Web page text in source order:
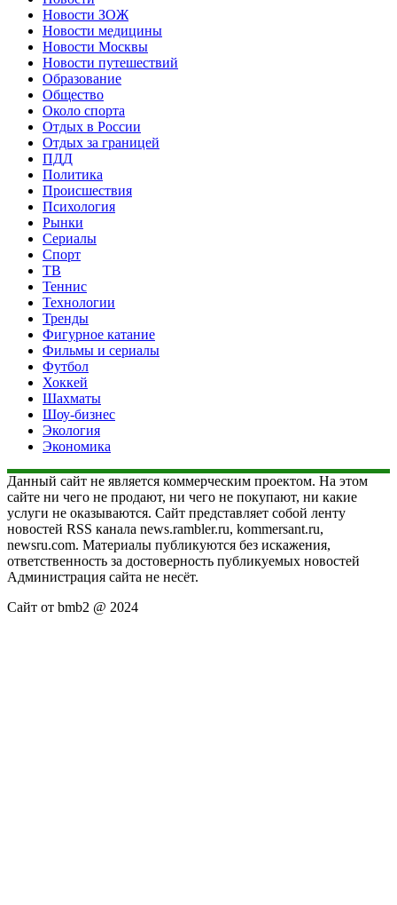
Новости ЗОЖ
Новости медицины
Новости Москвы
Новости путешествий
Образование
Общество
Около спорта
Отдых в России
Отдых за границей
ПДД
Политика
Происшествия
Психология
Рынки
Сериалы
Спорт
ТВ
Теннис
Технологии
Тренды
Фигурное катание
Фильмы и сериалы
Футбол
Хоккей
Шахматы
Шоу-бизнес
Экология
Экономика
Данный сайт не является коммерческим проектом. На этом
сайте ни чего не продают, ни чего не покупают, ни какие
услуги не оказываются. Сайт представляет собой ленту
новостей RSS канала news.rambler.ru, kommersant.ru,
newsru.com. Материалы публикуются без искажения,
ответственность за достоверность публикуемых новостей
Администрация сайта не несёт.
Сайт от bmb2 @ 2024